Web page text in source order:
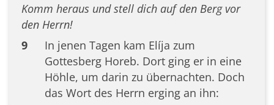
Komm heraus und stell dich auf den Berg vor
den Herrn!
9
In jenen Tagen kam Elíja zum
Gottesberg Horeb. Dort ging er in eine
Höhle, um darin zu übernachten. Doch
das Wort des Herrn erging an ihn: